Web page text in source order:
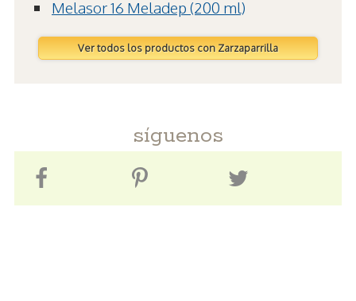
Melasor 16 Meladep (200 ml)
Ver todos los productos con Zarzaparrilla
síguenos